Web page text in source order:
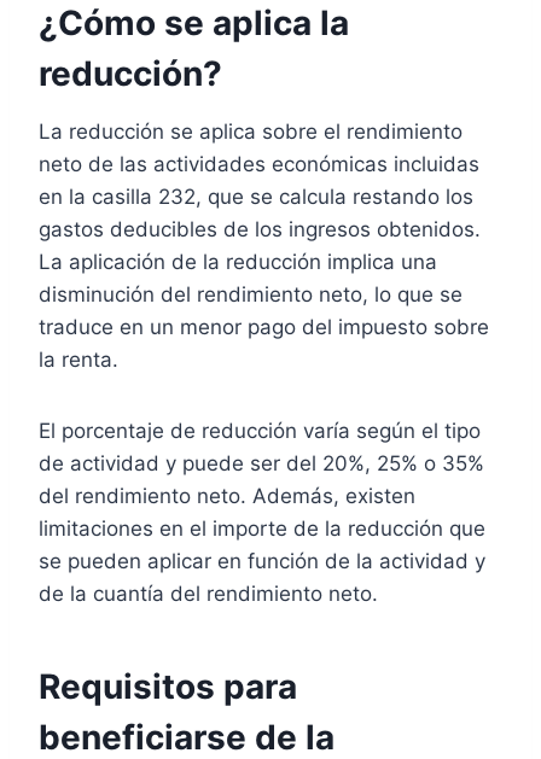
¿Cómo se aplica la
reducción?
La reducción se aplica sobre el rendimiento
neto de las actividades económicas incluidas
en la casilla 232, que se calcula restando los
gastos deducibles de los ingresos obtenidos.
La aplicación de la reducción implica una
disminución del rendimiento neto, lo que se
traduce en un menor pago del impuesto sobre
la renta.
El porcentaje de reducción varía según el tipo
de actividad y puede ser del 20%, 25% o 35%
del rendimiento neto. Además, existen
limitaciones en el importe de la reducción que
se pueden aplicar en función de la actividad y
de la cuantía del rendimiento neto.
Requisitos para
beneficiarse de la